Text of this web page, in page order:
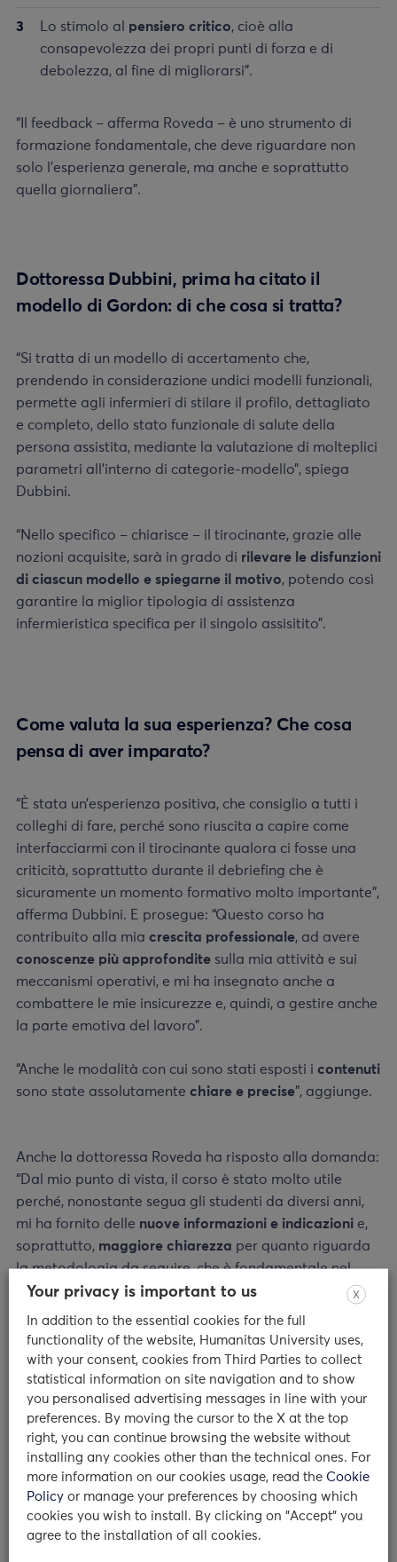
Lo stimolo al pensiero critico, cioè alla
consapevolezza dei propri punti di forza e di
debolezza, al fine di migliorarsi”.
“Il feedback – afferma Roveda – è uno strumento di
formazione fondamentale, che deve riguardare non
solo l’esperienza generale, ma anche e soprattutto
quella giornaliera”.
Dottoressa Dubbini, prima ha citato il
modello di Gordon: di che cosa si tratta?
“Si tratta di un modello di accertamento che,
prendendo in considerazione undici modelli funzionali,
permette agli infermieri di stilare il profilo, dettagliato
e completo, dello stato funzionale di salute della
persona assistita, mediante la valutazione di molteplici
parametri all’interno di categorie-modello”, spiega
Dubbini.
“Nello specifico – chiarisce – il tirocinante, grazie alle
nozioni acquisite, sarà in grado di rilevare le disfunzioni
di ciascun modello e spiegarne il motivo, potendo così
garantire la miglior tipologia di assistenza
infermieristica specifica per il singolo assisitito”.
Come valuta la sua esperienza? Che cosa
pensa di aver imparato?
“È stata un’esperienza positiva, che consiglio a tutti i
colleghi di fare, perché sono riuscita a capire come
interfacciarmi con il tirocinante qualora ci fosse una
criticità, soprattutto durante il debriefing che è
sicuramente un momento formativo molto importante”,
afferma Dubbini. E prosegue: “Questo corso ha
contribuito alla mia crescita professionale, ad avere
conoscenze più approfondite sulla mia attività e sui
meccanismi operativi, e mi ha insegnato anche a
combattere le mie insicurezze e, quindi, a gestire anche
la parte emotiva del lavoro”.
“Anche le modalità con cui sono stati esposti i contenuti
sono state assolutamente chiare e precise”, aggiunge.
Anche la dottoressa Roveda ha risposto alla domanda:
“Dal mio punto di vista, il corso è stato molto utile
perché, nonostante segua gli studenti da diversi anni,
mi ha fornito delle nuove informazioni e indicazioni e,
soprattutto, maggiore chiarezza per quanto riguarda
la metodologia da seguire, che è fondamentale nel
nostro lavoro. Infatti, l’ho vivamente consigliato agli
altri colleghi”. “Inoltre – aggiunge – è stata
un’esperienza molto positiva anche dal punto di vista
del rapporto con i tutor didattici dell’università (con i
quali non si ha quasi mai la possibilità di comunicare),
che si sono dimostrati disponibili e collaborativi”.
Dottoressa Roveda, come vive il suo ruolo di
guida?
X
Your privacy is important to us
In addition to the essential cookies for the full
functionality of the website, Humanitas University uses,
with your consent, cookies from Third Parties to collect
statistical information on site navigation and to show
you personalised advertising messages in line with your
preferences. By moving the cursor to the X at the top
right, you can continue browsing the website without
installing any cookies other than the technical ones. For
more information on our cookies usage, read the Cookie
Policy or manage your preferences by choosing which
cookies you wish to install. By clicking on "Accept" you
agree to the installation of all cookies.